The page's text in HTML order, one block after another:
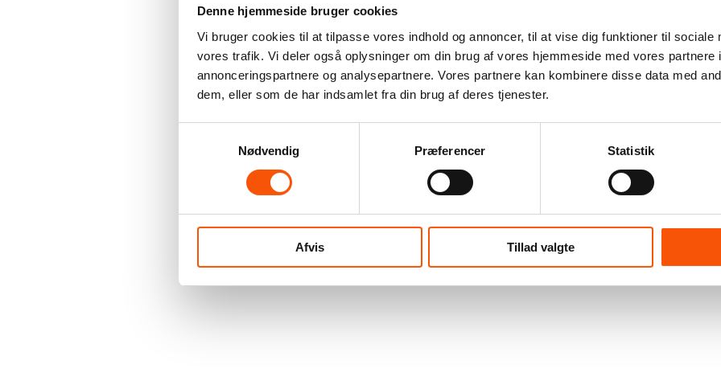
Denne hjemmeside bruger cookies
Vi bruger cookies til at tilpasse vores indhold og annoncer, til at vise dig funktioner til sociale
vores trafik. Vi deler også oplysninger om din brug af vores hjemmeside med vores partnere
annonceringspartnere og analysepartnere. Vores partnere kan kombinere disse data med
dem, eller som de har indsamlet fra din brug af deres tjenester.
Nødvendig
Præferencer Statistik
Afvis Tillad valgte